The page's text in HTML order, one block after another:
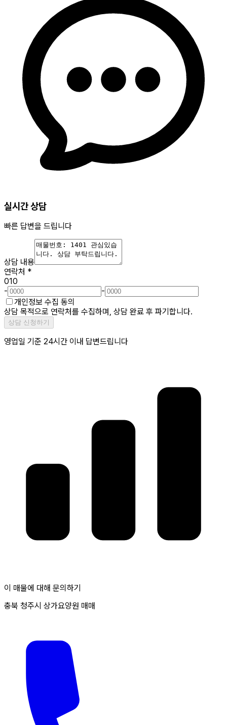
실시간 상담
빠른 답변을 드립니다
상담 내용
연락처 *
010
-
-
개인정보 수집 동의
상담 목적으로 연락처를 수집하며, 상담 완료 후 파기합니다.
상담 신청하기
영업일 기준 24시간 이내 답변드립니다
이 매물에 대해 문의하기
충북 청주시 상가요양원 매매